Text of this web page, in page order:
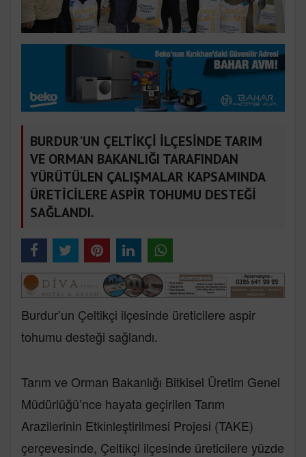
BURDUR'UN ÇELTİKÇİ İLÇESİNDE TARIM
VE ORMAN BAKANLIĞI TARAFINDAN
YÜRÜTÜLEN ÇALIŞMALAR KAPSAMINDA
ÜRETİCİLERE ASPİR TOHUMU DESTEĞİ
SAĞLANDI.
Burdur’un Çeltikçi ilçesinde üreticilere aspir
tohumu desteği sağlandı.
Tarım ve Orman Bakanlığı Bitkisel Üretim Genel
Müdürlüğü’nce hayata geçirilen Tarım
Arazilerinin Etkinleştirilmesi Projesi (TAKE)
çerçevesinde, Çeltikçi ilçesinde üreticilere yüzde